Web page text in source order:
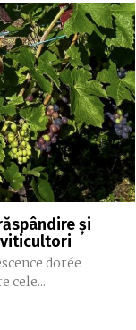
și
dorée
cele...